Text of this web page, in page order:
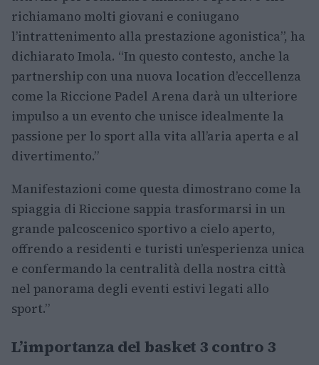
richiamano molti giovani e coniugano
l’intrattenimento alla prestazione agonistica”, ha
dichiarato Imola. “In questo contesto, anche la
partnership con una nuova location d’eccellenza
come la Riccione Padel Arena darà un ulteriore
impulso a un evento che unisce idealmente la
passione per lo sport alla vita all’aria aperta e al
divertimento.”
Manifestazioni come questa dimostrano come la
spiaggia di Riccione sappia trasformarsi in un
grande palcoscenico sportivo a cielo aperto,
offrendo a residenti e turisti un’esperienza unica
e confermando la centralità della nostra città
nel panorama degli eventi estivi legati allo
sport.”
L’importanza del basket 3 contro 3